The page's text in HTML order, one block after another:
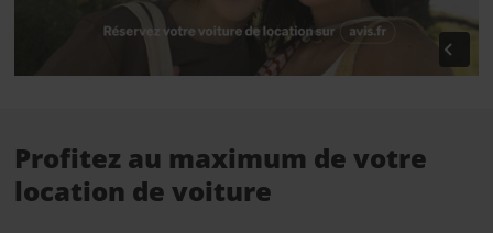
Profitez au maximum de votre
location de voiture